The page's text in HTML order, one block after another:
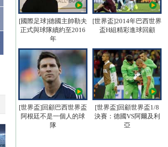
[國際足球]德國主帥勒夫
正式與球隊續約至2016
年
[世界盃]2014年巴西世界
盃H組精彩進球回顧
[世界盃]回顧巴西世界盃
阿根廷不是一個人的球
隊
[世界盃]回顧世界盃1/8
決賽：德國VS阿爾及利
亞